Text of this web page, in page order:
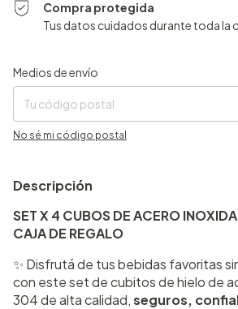
Compra protegida
Tus datos cuidados durante toda la
Entregas para el CP:
Medios de envío
No sé mi código postal
Descripción
SET X 4 CUBOS DE ACERO
CAJA DE REGALO
✨ Disfrutá de tus bebidas favoritas
con este set de cubitos de hielo de
304 de alta calidad,seguros,